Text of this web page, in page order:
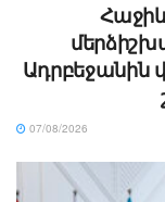
Ադրբեջանին
07/08/2026